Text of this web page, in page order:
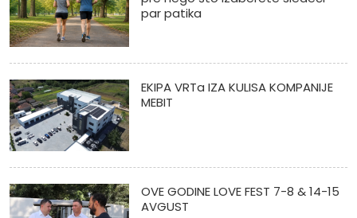
par patika
EKIPA VRTa IZA KULISA KOMPANIJE
MEBIT
OVE GODINE LOVE FEST 7-8 & 14-15
AVGUST